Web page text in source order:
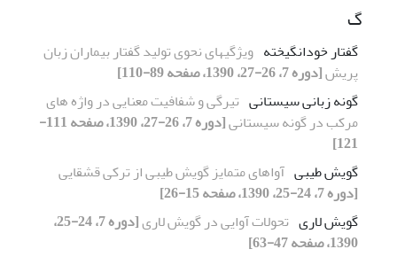
گ
گفتار خودانگیخته ویژگیهای نحوی تولید گفتار بیماران زبان
پریش[دوره 7، 26-27، 1390، صفحه 89-110]
گونه زبانی سیستانی تیرگی و شفافیت معنایی در واژه های
مرکب در گونه سیستانی
[دوره 7، 26-27، 1390، صفحه 111-
121]
گویش طیبی آواهای متمایز گویش طیبی از ترکی قشقایی
[دوره 7، 24-25، 1390، صفحه 15-26]
گویش لاری تحولات آوایی در گویش لاری
[دوره 7، 24-25،
1390، صفحه 47-63]